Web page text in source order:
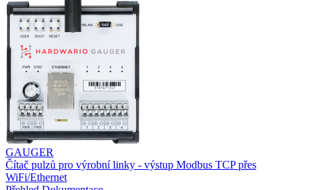
GAUGER
Čítač pulzů pro výrobní linky - výstup Modbus TCP přes
WiFi/Ethernet